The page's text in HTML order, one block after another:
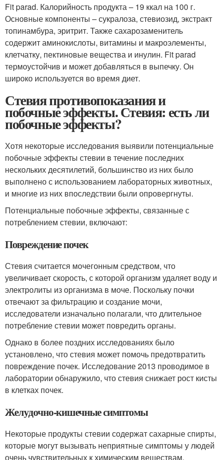
Fit parad. Калорийность продукта – 19 ккал на 100 г.
Основные компоненты – сукралоза, стевиозид, экстракт
топинамбура, эритрит. Также сахарозаменитель
содержит аминокислоты, витамины и макроэлементы,
клетчатку, пектиновые вещества и инулин. Fit parad
термоустойчив и может добавляться в выпечку. Он
широко используется во время диет.
Стевия противопоказания и
побочные эффекты. Стевия: есть ли
побочные эффекты?
Хотя некоторые исследования выявили потенциальные
побочные эффекты стевии в течение последних
нескольких десятилетий, большинство из них было
выполнено с использованием лабораторных животных,
и многие из них впоследствии были опровергнуты.
Потенциальные побочные эффекты, связанные с
потреблением стевии, включают:
Повреждение почек
Стевия считается мочегонным средством, что
увеличивает скорость, с которой организм удаляет воду и
электролиты из организма в моче. Поскольку почки
отвечают за фильтрацию и создание мочи,
исследователи изначально полагали, что длительное
потребление стевии может повредить органы.
Однако в более поздних исследованиях было
установлено, что стевия может помочь предотвратить
повреждение почек. Исследование 2013 проводимое в
лаборатории обнаружило, что стевия снижает рост кисты
в клетках почек.
Желудочно-кишечные симптомы
Некоторые продукты стевии содержат сахарные спирты,
которые могут вызывать неприятные симптомы у людей
очень чувствительных к химическим веществам.